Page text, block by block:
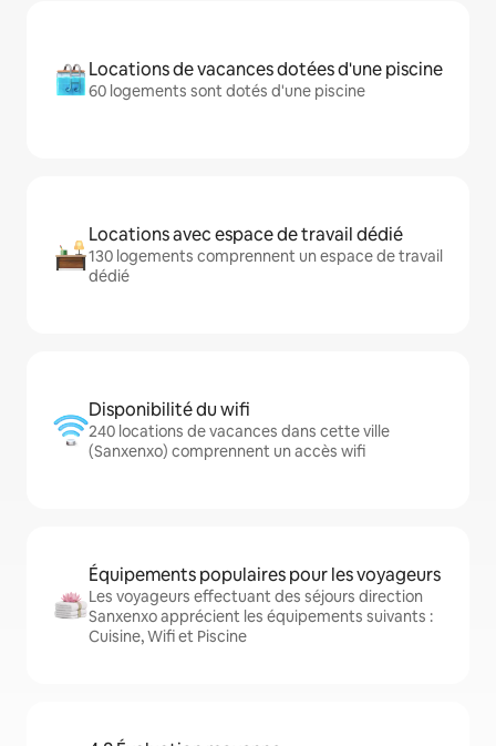
Locations de vacances dotées d'une piscine
60 logements sont dotés d'une piscine
Locations avec espace de travail dédié
130 logements comprennent un espace de travail
dédié
Disponibilité du wifi
240 locations de vacances dans cette ville
(Sanxenxo) comprennent un accès wifi
Équipements populaires pour les voyageurs
Les voyageurs effectuant des séjours direction
Sanxenxo apprécient les équipements suivants :
Cuisine, Wifi et Piscine